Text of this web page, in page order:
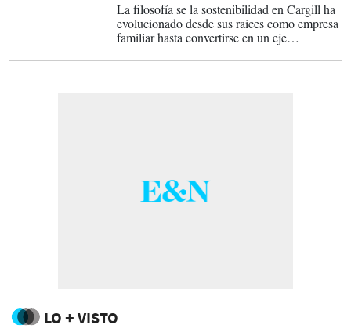
La filosofía se la sostenibilidad en Cargill ha
evolucionado desde sus raíces como empresa
familiar hasta convertirse en un eje
organización conecta a agricultores con
LO + VISTO